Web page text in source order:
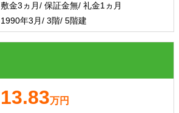
敷金3ヵ月/ 保証金無/ 礼金1ヵ月
1990年3月/ 3階/ 5階建
13.83万円